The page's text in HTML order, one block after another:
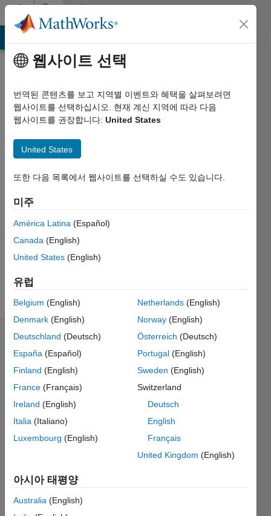
콘텐츠로 바로 가기
Community
Profile
chandra
Naik
2019년부터
Followers:
Following:
Follow
추천
to
endorse
this
in a skill
웹사이트 선택
번역된 콘텐츠를 보고 지역별 이벤트와 혜택을 살펴보려면
웹사이트를 선택하십시오. 현재 계신 지역에 따라 다음
웹사이트를 권장합니다: United States
United States
또한 다음 목록에서 웹사이트를 선택하실 수도 있습니다.
미주
América Latina (Español)
Canada (English)
United States (English)
유럽
Belgium (English)
Denmark (English)
Deutschland (Deutsch)
España (Español)
Finland (English)
France (Français)
Ireland (English)
Italia (Italiano)
Luxembourg (English)
Netherlands(English)
Norway(English)
Österreich (Deutsch)
Portugal(English)
Sweden (English)
Switzerland
Deutsch
English
Français
United Kingdom (English)
아시아 태평양
Australia (English)